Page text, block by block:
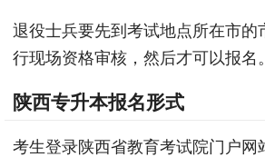
退役士兵要先到考试地点所在市的
行现场资格审核，然后才可以报名。
陕西专升本报名形式
考生登录陕西省教育考试院门户网